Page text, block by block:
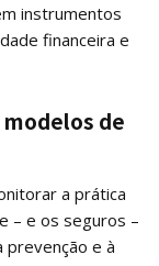
instrumentos
financeira e
de
a prática
– e os seguros –
prevenção e à